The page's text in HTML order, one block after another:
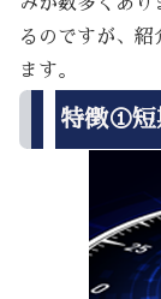
るのですが、紹
ます。
特徴①短